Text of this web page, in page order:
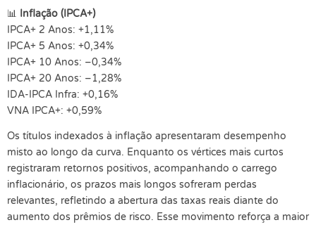
📊 Inflação (IPCA+)
IPCA+ 2 Anos: +1,11%
IPCA+ 5 Anos: +0,34%
IPCA+ 10 Anos: –0,34%
IPCA+ 20 Anos: –1,28%
IDA-IPCA Infra: +0,16%
VNA IPCA+: +0,59%
Os títulos indexados à inflação apresentaram desempenho
misto ao longo da curva. Enquanto os vértices mais curtos
registraram retornos positivos, acompanhando o carrego
inflacionário, os prazos mais longos sofreram perdas
relevantes, refletindo a abertura das taxas reais diante do
aumento dos prêmios de risco. Esse movimento reforça a maior